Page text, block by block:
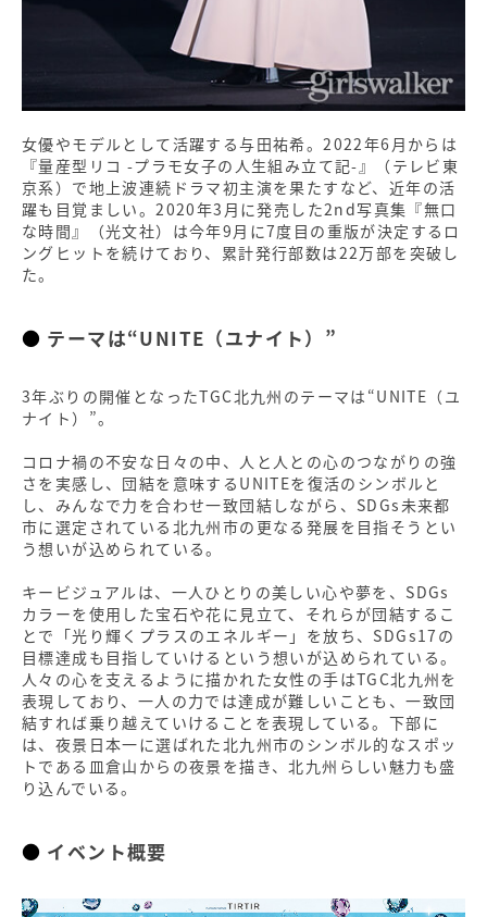
女優やモデルとして活躍する与田祐希。2022年6月からは
『量産型リコ -プラモ女子の人生組み立て記-』（テレビ東
京系）で地上波連続ドラマ初主演を果たすなど、近年の活
躍も目覚ましい。2020年3月に発売した2nd写真集『無口
な時間』（光文社）は今年9月に7度目の重版が決定するロ
ングヒットを続けており、累計発行部数は22万部を突破し
た。
テーマは“UNITE（ユナイト）”
3年ぶりの開催となったTGC北九州のテーマは“UNITE（ユ
ナイト）”。
コロナ禍の不安な⽇々の中、⼈と⼈との⼼のつながりの強
さを実感し、団結を意味するUNITEを復活のシンボルと
し、みんなで⼒を合わせ⼀致団結しながら、SDGs未来都
市に選定されている北九州市の更なる発展を⽬指そうとい
う想いが込められている。
キービジュアルは、⼀⼈ひとりの美しい⼼や夢を、SDGs
カラーを使⽤した宝⽯や花に⾒⽴て、それらが団結するこ
とで「光り輝くプラスのエネルギー」を放ち、SDGs17の
⽬標達成も⽬指していけるという想いが込められている。
⼈々の⼼を⽀えるように描かれた⼥性の⼿はTGC北九州を
表現しており、⼀⼈の⼒では達成が難しいことも、⼀致団
結すれば乗り越えていけることを表現している。下部に
は、夜景⽇本⼀に選ばれた北九州市のシンボル的なスポッ
トである⽫倉⼭からの夜景を描き、北九州らしい魅⼒も盛
り込んでいる。
イベント概要